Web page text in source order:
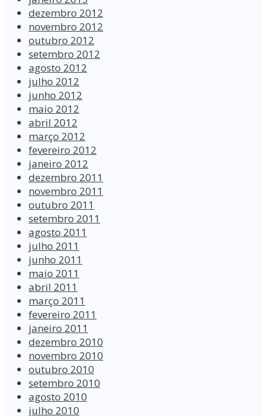
dezembro 2012
novembro 2012
outubro 2012
setembro 2012
agosto 2012
julho 2012
junho 2012
maio 2012
abril 2012
março 2012
fevereiro 2012
janeiro 2012
dezembro 2011
novembro 2011
outubro 2011
setembro 2011
agosto 2011
julho 2011
junho 2011
maio 2011
abril 2011
março 2011
fevereiro 2011
janeiro 2011
dezembro 2010
novembro 2010
outubro 2010
setembro 2010
agosto 2010
julho 2010